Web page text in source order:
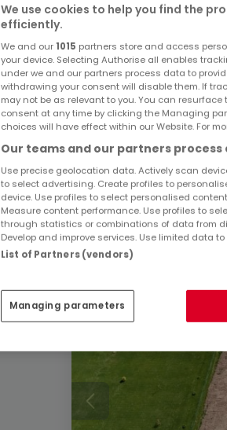
Bauland zum Kauf in
106.260 €
5,06 Ar
We use cookies to help you find the
efficiently.
We and our 1015 partners store and access
your device. Selecting Authorise all enables
under we and our partners process data to
withdrawing your consent will disable them. If
may not be as relevant to you. You can
consent at any time by clicking the Managing
choices will have effect within our Website. For
Our teams and our partners
Use precise geolocation data. Actively scan
to select advertising. Create profiles to
device. Use profiles to select personalised
Measure content performance. Use profiles to
through statistics or combinations of data from
Develop and improve services. Use limited data
List of Partners (vendors)
Managing parameters